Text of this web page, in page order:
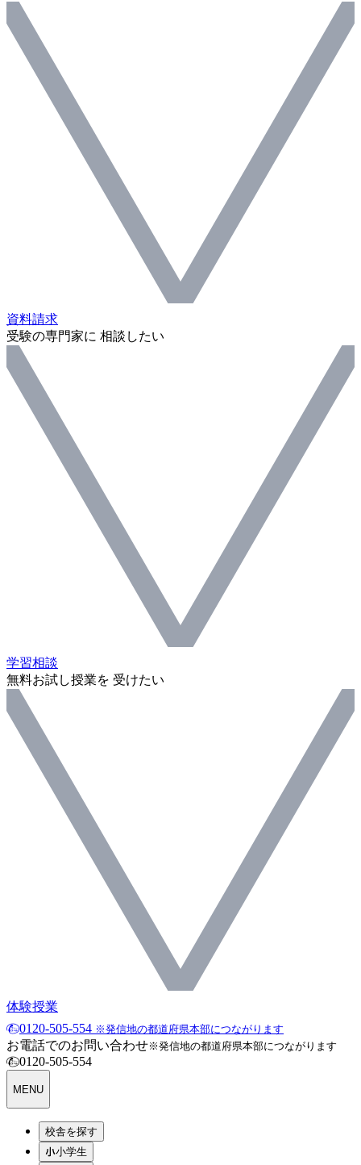
資料請求
受験の専門家に 相談したい
学習相談
無料お試し授業を 受けたい
体験授業
0120-505-554 ※発信地の都道府県本部につながります
お電話でのお問い合わせ※発信地の都道府県本部につながります
0120-505-554
MENU
校舎を探す
小学生